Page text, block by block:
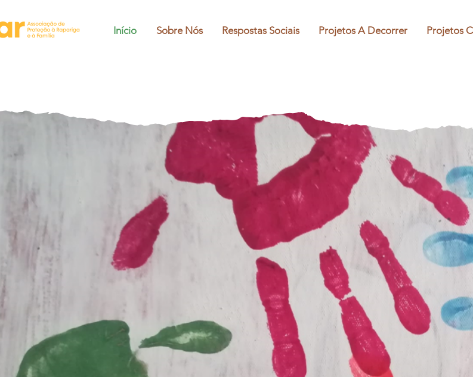
Início Sobre Nós Respostas Sociais Projetos A Decorrer Projetos
Protegemos